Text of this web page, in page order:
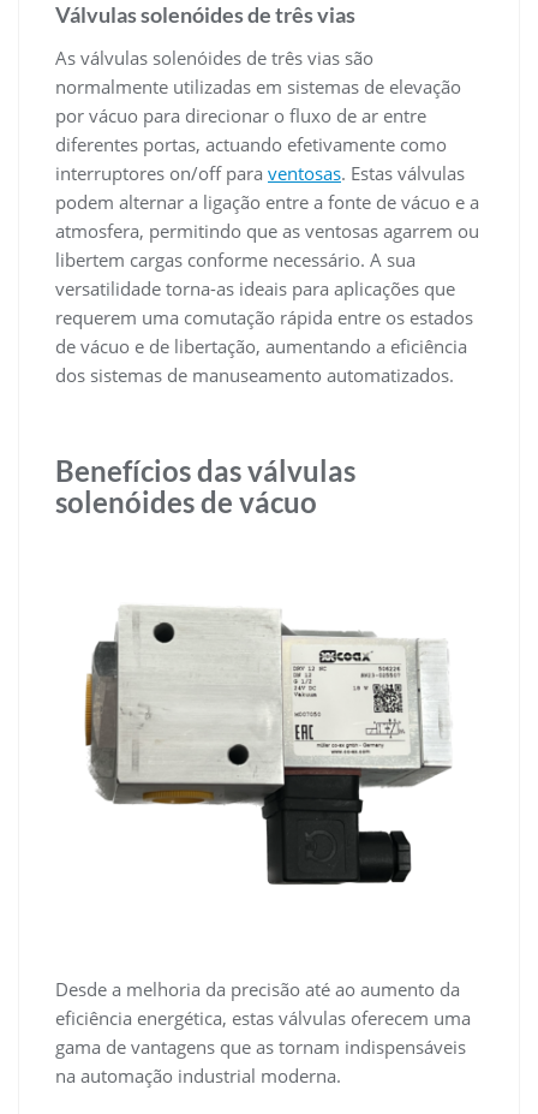
Válvulas solenóides de três vias
As válvulas solenóides de três vias são
normalmente utilizadas em sistemas de elevação
por vácuo para direcionar o fluxo de ar entre
diferentes portas, actuando efetivamente como
interruptores on/off para ventosas. Estas válvulas
podem alternar a ligação entre a fonte de vácuo e a
atmosfera, permitindo que as ventosas agarrem ou
libertem cargas conforme necessário. A sua
versatilidade torna-as ideais para aplicações que
requerem uma comutação rápida entre os estados
de vácuo e de libertação, aumentando a eficiência
dos sistemas de manuseamento automatizados.
Benefícios das válvulas
solenóides de vácuo
Desde a melhoria da precisão até ao aumento da
eficiência energética, estas válvulas oferecem uma
gama de vantagens que as tornam indispensáveis
na automação industrial moderna.